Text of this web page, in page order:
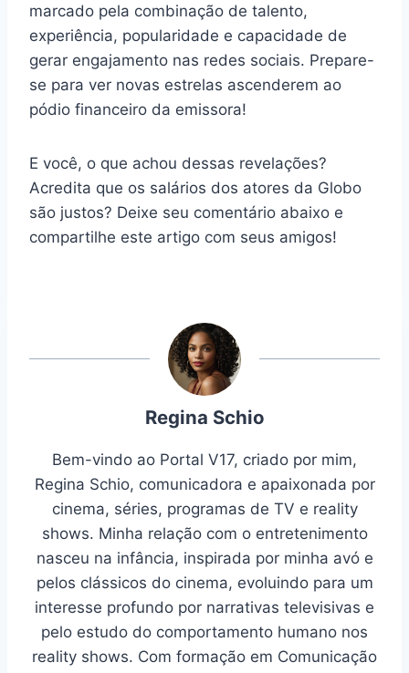
marcado pela combinação de talento,
experiência, popularidade e capacidade de
gerar engajamento nas redes sociais. Prepare-
se para ver novas estrelas ascenderem ao
pódio financeiro da emissora!
E você, o que achou dessas revelações?
Acredita que os salários dos atores da Globo
são justos? Deixe seu comentário abaixo e
compartilhe este artigo com seus amigos!
Regina Schio
Bem-vindo ao Portal V17, criado por mim,
Regina Schio, comunicadora e apaixonada por
cinema, séries, programas de TV e reality
shows. Minha relação com o entretenimento
nasceu na infância, inspirada por minha avó e
pelos clássicos do cinema, evoluindo para um
interesse profundo por narrativas televisivas e
pelo estudo do comportamento humano nos
reality shows. Com formação em Comunicação